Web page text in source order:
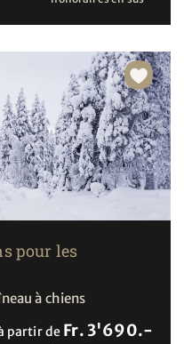
pour les
à chiens
partir de Fr. 3'690.-